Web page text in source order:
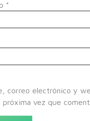
*
correo electrónico y
próxima vez que